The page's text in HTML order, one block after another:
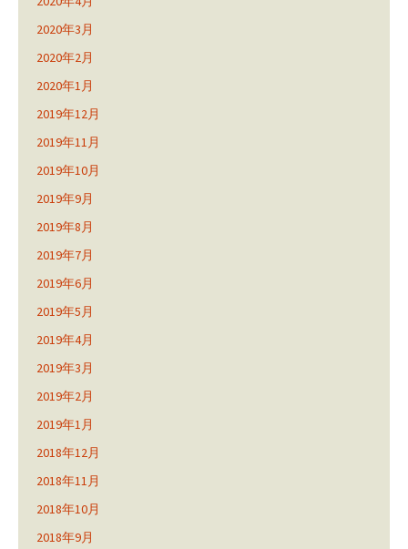
2020年3月
2020年2月
2020年1月
2019年12月
2019年11月
2019年10月
2019年9月
2019年8月
2019年7月
2019年6月
2019年5月
2019年4月
2019年3月
2019年2月
2019年1月
2018年12月
2018年11月
2018年10月
2018年9月